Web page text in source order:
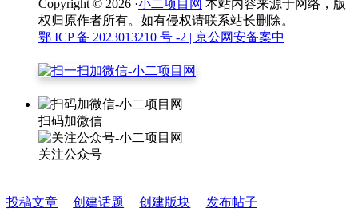
Copyright © 2026 ·小二项目网 本站内容来源于网络，版
权归原作者所有。如有侵权请联系站长删除。
鄂 ICP 备 2023013210 号 -2 | 京公网安备案中
扫码加微信
关注公众号
投稿文章 创建话题 创建版块 发布帖子